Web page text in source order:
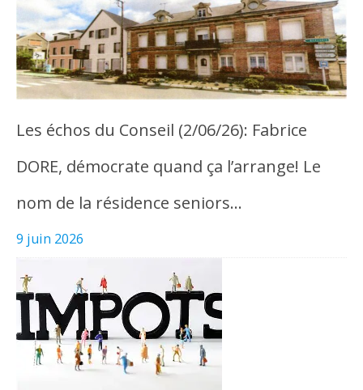
Les échos du Conseil (2/06/26): Fabrice
DORE, démocrate quand ça l’arrange! Le
nom de la résidence seniors…
9 juin 2026